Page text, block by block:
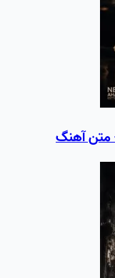
متن آهنگ